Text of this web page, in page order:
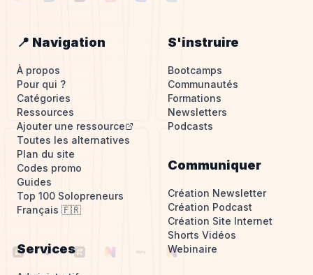
📍 Navigation
À propos
Pour qui ?
Catégories
Ressources
Ajouter une ressource
Toutes les alternatives
Plan du site
Codes promo
Guides
Top 100 Solopreneurs
Français 🇫🇷
Services
S'instruire
Bootcamps
Communautés
Formations
Newsletters
Podcasts
Communiquer
Création Newsletter
Création Podcast
Création Site Internet
Shorts Vidéos
Webinaire